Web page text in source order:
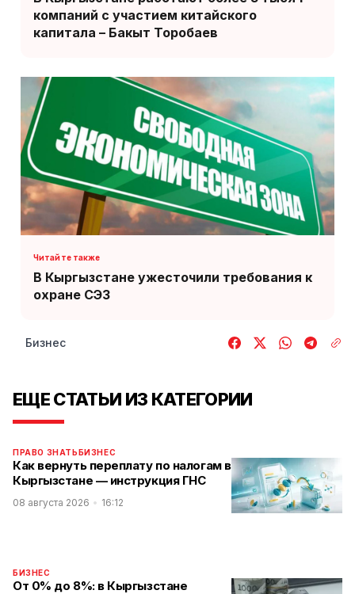
компаний с участием китайского
капитала – Бакыт Торобаев
В Кыргызстане ужесточили требования к
охране СЭЗ
Бизнес
ЕЩЕ СТАТЬИ ИЗ КАТЕГОРИИ
ПРАВО ЗНАТЬБИЗНЕС
Как вернуть переплату по налогам в
Кыргызстане — инструкция ГНС
08 августа 2026 16:12
БИЗНЕС
От 0% до 8%: в Кыргызстане